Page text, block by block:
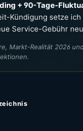
+ 90-Tage-
Kündigung setze ich
Service-Gebühr
Markt-Realität 2026